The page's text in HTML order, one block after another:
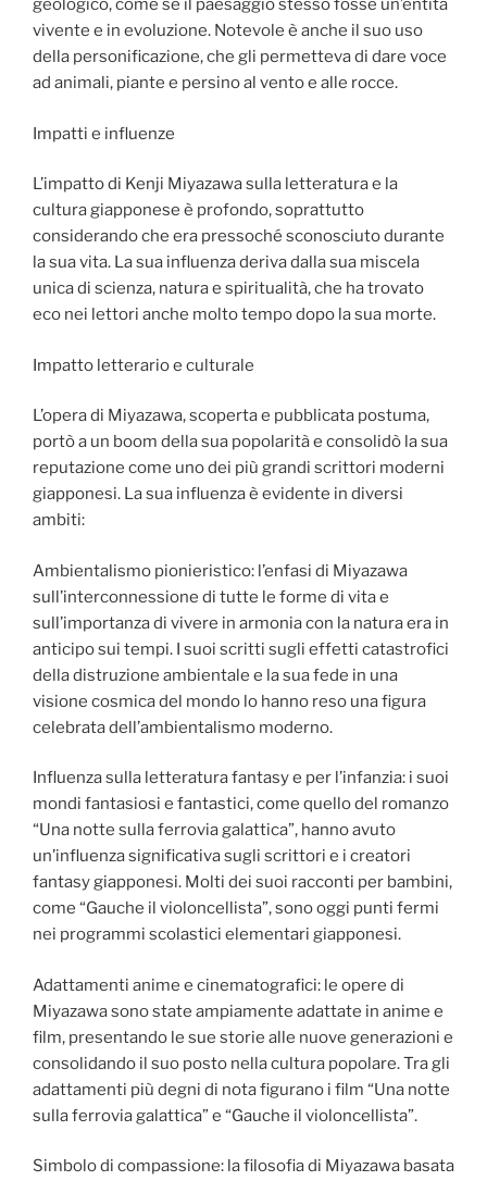
geologico, come se il paesaggio stesso fosse un’entità
vivente e in evoluzione. Notevole è anche il suo uso
della personificazione, che gli permetteva di dare voce
ad animali, piante e persino al vento e alle rocce.
Impatti e influenze
L’impatto di Kenji Miyazawa sulla letteratura e la
cultura giapponese è profondo, soprattutto
considerando che era pressoché sconosciuto durante
la sua vita. La sua influenza deriva dalla sua miscela
unica di scienza, natura e spiritualità, che ha trovato
eco nei lettori anche molto tempo dopo la sua morte.
Impatto letterario e culturale
L’opera di Miyazawa, scoperta e pubblicata postuma,
portò a un boom della sua popolarità e consolidò la sua
reputazione come uno dei più grandi scrittori moderni
giapponesi. La sua influenza è evidente in diversi
ambiti:
Ambientalismo pionieristico: l’enfasi di Miyazawa
sull’interconnessione di tutte le forme di vita e
sull’importanza di vivere in armonia con la natura era in
anticipo sui tempi. I suoi scritti sugli effetti catastrofici
della distruzione ambientale e la sua fede in una
visione cosmica del mondo lo hanno reso una figura
celebrata dell’ambientalismo moderno.
Influenza sulla letteratura fantasy e per l’infanzia: i suoi
mondi fantasiosi e fantastici, come quello del romanzo
“Una notte sulla ferrovia galattica”, hanno avuto
un’influenza significativa sugli scrittori e i creatori
fantasy giapponesi. Molti dei suoi racconti per bambini,
come “Gauche il violoncellista”, sono oggi punti fermi
nei programmi scolastici elementari giapponesi.
Adattamenti anime e cinematografici: le opere di
Miyazawa sono state ampiamente adattate in anime e
film, presentando le sue storie alle nuove generazioni e
consolidando il suo posto nella cultura popolare. Tra gli
adattamenti più degni di nota figurano i film “Una notte
sulla ferrovia galattica” e “Gauche il violoncellista”.
Simbolo di compassione: la filosofia di Miyazawa basata